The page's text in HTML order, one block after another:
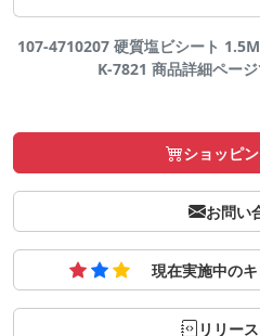
107-4710207 硬質塩ビシート
K-7821 商品詳細ペー
ショッピ
お問い
現在実施中の
リリー